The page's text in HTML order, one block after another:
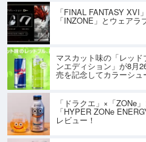
「FINAL FANTASY XVI
「INZONE」とウェア
マスカット味の「レッ
ンエディション」が8月
売を記念してカラーシ
「ドラクエ」×「ZONe
「HYPER ZONe
レビュー！